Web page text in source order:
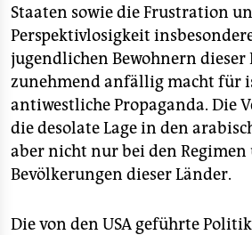
Staaten sowie die Frustration
Perspektivlosigkeit
jugendlichen Bewohnern dieser
zunehmend anfällig macht für
antiwestliche Propaganda. Die
die desolate Lage in den
aber nicht nur bei den Regimen
Bevölkerungen dieser Länder.
Die von den USA geführte Politik